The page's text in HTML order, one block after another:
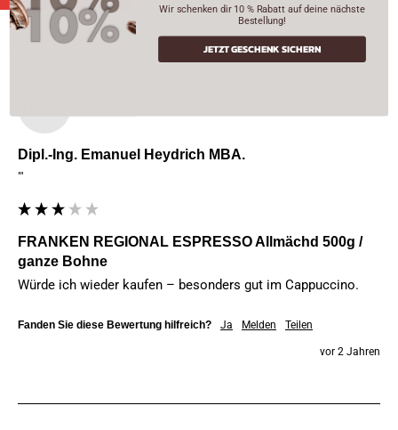
Dipl.-Ing. Emanuel Heydrich MBA.
""
FRANKEN REGIONAL ESPRESSO Allmächd 500g /
ganze Bohne
Würde ich wieder kaufen – besonders gut im Cappuccino.
Fanden Sie diese Bewertung hilfreich? Ja Melden Teilen
vor 2 Jahren
Wir schenken dir 10 % Rabatt auf deine nächste
Bestellung!
JETZT GESCHENK SICHERN